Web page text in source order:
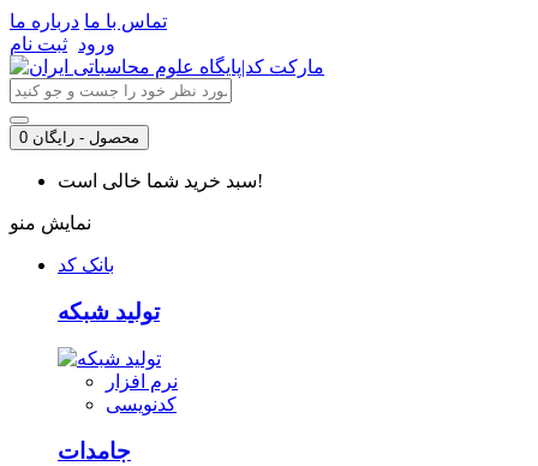
تماس با ما درباره ما
ورود ثبت نام
0 محصول - رایگان
سبد خرید شما خالی است!
نمایش منو
بانک کد
تولید شبکه
نرم افزار
کدنویسی
جامدات